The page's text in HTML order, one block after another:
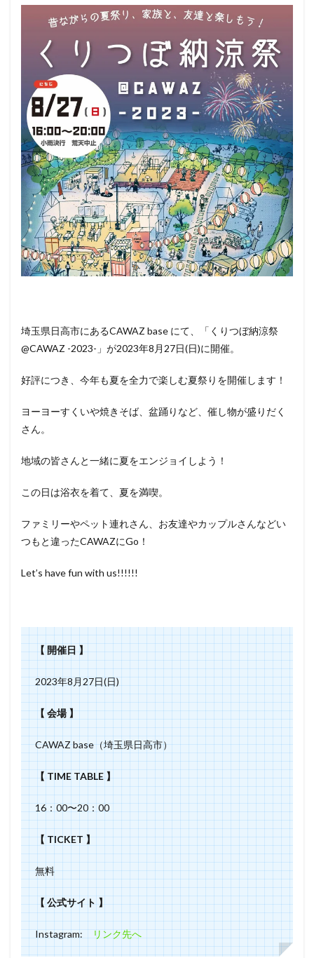
ペッ
（犬
＆
猫）
と行
ける
その
他の
イベ
ント
情報
埼玉県日高市にあるCAWAZ base にて、「くりつぼ納涼祭
@CAWAZ -2023-」が2023年8月27日(日)に開催。
好評につき、今年も夏を全力で楽しむ夏祭りを開催します！
ヨーヨーすくいや焼きそば、盆踊りなど、催し物が盛りだく
さん。
地域の皆さんと一緒に夏をエンジョイしよう！
この日は浴衣を着て、夏を満喫。
ファミリーやペット連れさん、お友達やカップルさんなどい
つもと違ったCAWAZにGo！
Let’s have fun with us!!!!!!
【 開催日 】
2023年8月27日(日)
【 会場 】
CAWAZ base（埼玉県日高市）
【 TIME TABLE 】
16：00〜20：00
【 TICKET 】
無料
【 公式サイト 】
Instagram:リンク先へ